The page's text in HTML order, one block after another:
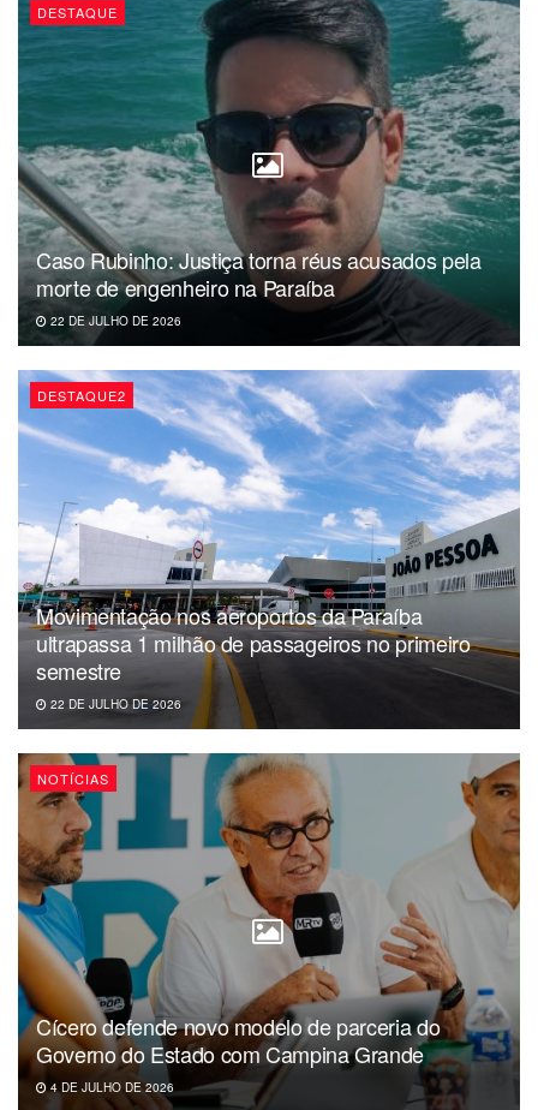
DESTAQUE
Caso Rubinho: Justiça torna réus acusados pela
morte de engenheiro na Paraíba
22 DE JULHO DE 2026
DESTAQUE2
Movimentação nos aeroportos da Paraíba
ultrapassa 1 milhão de passageiros no primeiro
semestre
22 DE JULHO DE 2026
NOTÍCIAS
Cícero defende novo modelo de parceria do
Governo do Estado com Campina Grande
4 DE JULHO DE 2026